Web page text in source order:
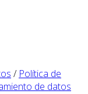
/ Política de
de datos